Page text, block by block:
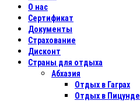
О нас
Сертификат
Документы
Страхование
Дисконт
Страны для отдыха
Абхазия
Отдых в Гаграх
Отдых в Пицунде